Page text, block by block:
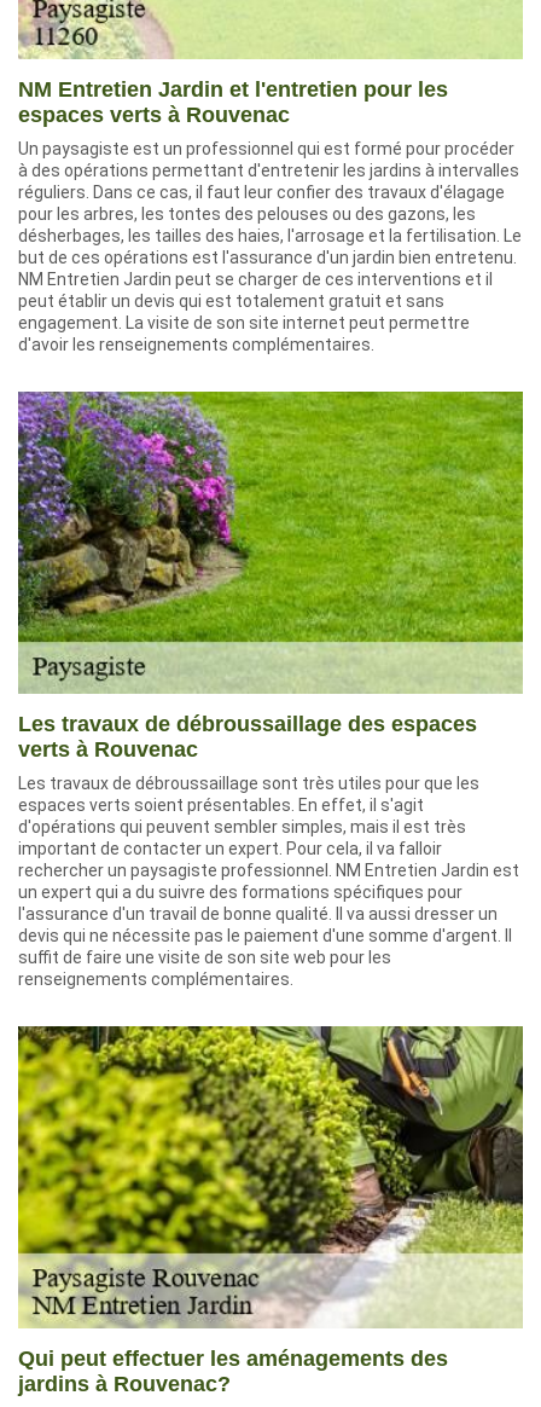
NM Entretien Jardin et l'entretien pour les
espaces verts à Rouvenac
Un paysagiste est un professionnel qui est formé pour procéder
à des opérations permettant d'entretenir les jardins à intervalles
réguliers. Dans ce cas, il faut leur confier des travaux d'élagage
pour les arbres, les tontes des pelouses ou des gazons, les
désherbages, les tailles des haies, l'arrosage et la fertilisation. Le
but de ces opérations est l'assurance d'un jardin bien entretenu.
NM Entretien Jardin peut se charger de ces interventions et il
peut établir un devis qui est totalement gratuit et sans
engagement. La visite de son site internet peut permettre
d'avoir les renseignements complémentaires.
Les travaux de débroussaillage des espaces
verts à Rouvenac
Les travaux de débroussaillage sont très utiles pour que les
espaces verts soient présentables. En effet, il s'agit
d'opérations qui peuvent sembler simples, mais il est très
important de contacter un expert. Pour cela, il va falloir
rechercher un paysagiste professionnel. NM Entretien Jardin est
un expert qui a du suivre des formations spécifiques pour
l'assurance d'un travail de bonne qualité. Il va aussi dresser un
devis qui ne nécessite pas le paiement d'une somme d'argent. Il
suffit de faire une visite de son site web pour les
renseignements complémentaires.
Qui peut effectuer les aménagements des
jardins à Rouvenac?